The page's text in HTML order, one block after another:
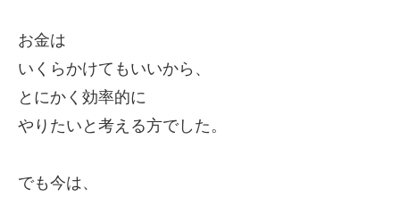
お金は
いくらかけてもいいから、
とにかく効率的に
やりたいと考える方でした。
でも今は、